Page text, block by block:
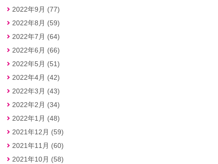
2022年9月 (77)
2022年8月 (59)
2022年7月 (64)
2022年6月 (66)
2022年5月 (51)
2022年4月 (42)
2022年3月 (43)
2022年2月 (34)
2022年1月 (48)
2021年12月 (59)
2021年11月 (60)
2021年10月 (58)